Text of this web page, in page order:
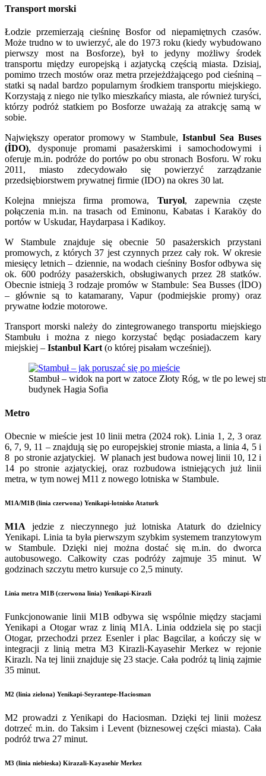
Transport morski
Łodzie przemierzają cieśninę Bosfor od niepamiętnych czasów.
Może trudno w to uwierzyć, ale do 1973 roku (kiedy wybudowano
pierwszy most na Bosforze), był to jedyny możliwy środek
transportu między europejską i azjatycką częścią miasta. Dzisiaj,
pomimo trzech mostów oraz metra przejeżdżającego pod cieśniną –
statki są nadal bardzo popularnym środkiem transportu miejskiego.
Korzystają z niego nie tylko mieszkańcy miasta, ale również turyści,
którzy podróż statkiem po Bosforze uważają za atrakcję samą w
sobie.
Największy operator promowy w Stambule, Istanbul Sea Buses
(İDO), dysponuje promami pasażerskimi i samochodowymi i
oferuje m.in. podróże do portów po obu stronach Bosforu. W roku
2011, miasto zdecydowało się powierzyć zarządzanie
przedsiębiorstwem prywatnej firmie (IDO) na okres 30 lat.
Kolejna mniejsza firma promowa, Turyol, zapewnia częste
połączenia m.in. na trasach od Eminonu, Kabatas i Karaköy do
portów w Uskudar, Haydarpasa i Kadikoy.
W Stambule znajduje się obecnie 50 pasażerskich przystani
promowych, z których 37 jest czynnych przez cały rok. W okresie
miesięcy letnich – dziennie, na wodach cieśniny Bosfor odbywa się
ok. 600 podróży pasażerskich, obsługiwanych przez 28 statków.
Obecnie istnieją 3 rodzaje promów w Stambule: Sea Busses (İDO)
– głównie są to katamarany, Vapur (podmiejskie promy) oraz
prywatne łodzie motorowe.
Transport morski należy do zintegrowanego transportu miejskiego
Stambułu i można z niego korzystać będąc posiadaczem kary
miejskiej – Istanbul Kart (o której pisałam wcześniej).
Stambuł – widok na port w zatoce Złoty Róg, w tle po lewej
budynek Hagia Sofia
Metro
Obecnie w mieście jest 10 linii metra (2024 rok). Linia 1, 2, 3 oraz
6, 7, 9, 11 – znajdują się po europejskiej stronie miasta, a linia 4, 5 i
8 po stronie azjatyckiej. W planach jest budowa nowej linii 10, 12 i
14 po stronie azjatyckiej, oraz rozbudowa istniejących już linii
metra, w tym nowej M11 z nowego lotniska w Stambule.
M1A/M1B (linia czerwona) Yenikapi-lotnisko Ataturk
M1A jedzie z nieczynnego już lotniska Ataturk do dzielnicy
Yenikapi. Linia ta była pierwszym szybkim systemem tranzytowym
w Stambule. Dzięki niej można dostać się m.in. do dworca
autobusowego. Całkowity czas podróży zajmuje 35 minut. W
godzinach szczytu metro kursuje co 2,5 minuty.
Linia metra M1B (czerwona linia) Yenikapi-Kirazli
Funkcjonowanie linii M1B odbywa się wspólnie między stacjami
Yenikapi a Otogar wraz z linią M1A. Linia oddziela się po stacji
Otogar, przechodzi przez Esenler i plac Bagcilar, a kończy się w
integracji z linią metra M3 Kirazli-Kayasehir Merkez w rejonie
Kirazlı. Na tej linii znajduje się 23 stacje. Cała podróż tą linią zajmie
35 minut.
M2 (linia zielona) Yenikapi-Seyrantepe-Haciosman
M2 prowadzi z Yenikapi do Haciosman. Dzięki tej linii możesz
dotrzeć m.in. do Taksim i Levent (biznesowej części miasta). Cała
podróż trwa 27 minut.
M3 (linia niebieska) Kirazali-Kayasehir Merkez